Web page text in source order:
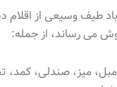
طیف وسیعی از اقلام
می رساند، از جمله:
میز، صندلی،